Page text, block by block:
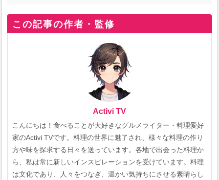
この記事の作者・監修
Activi TV
こんにちは！食べることが大好きなグルメライター・料理愛好
家のActivi TVです。料理の世界に魅了され、様々な料理の作り
方や味を探求する日々を送っています。各地で出会った料理か
ら、私は常に新しいインスピレーションを受けています。料理
は文化であり、人々をつなぎ、温かい気持ちにさせる素晴らし